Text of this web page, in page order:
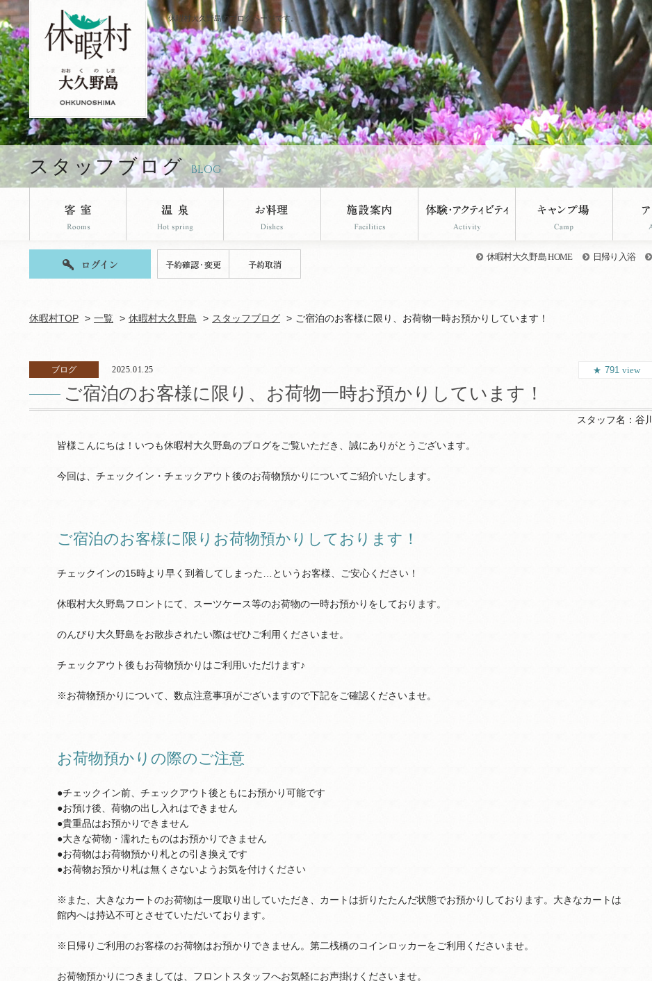
休暇村大久野島のブログページです。
スタッフブログ BLOG
休暇村大久野島 HOME 日帰り入浴
休暇村TOP 一覧 休暇村大久野島 スタッフブログ ご宿泊のお客様に限り、お荷物一時お預かりしています！
ブログ 2025.01.25
ご宿泊のお客様に限り、お荷物一時お預かりしています！
791 view
スタッフ名： 谷川
皆様こんにちは！いつも休暇村大久野島のブログをご覧いただき、誠にありがとうございます。
今回は、チェックイン・チェックアウト後のお荷物預かりについてご紹介いたします。
ご宿泊のお客様に限りお荷物預かりしております！
チェックインの15時より早く到着してしまった…というお客様、ご安心ください！
休暇村大久野島フロントにて、スーツケース等のお荷物の一時お預かりをしております。
のんびり大久野島をお散歩されたい際はぜひご利用くださいませ。
チェックアウト後もお荷物預かりはご利用いただけます♪
※お荷物預かりについて、数点注意事項がございますので下記をご確認くださいませ。
お荷物預かりの際のご注意
●チェックイン前、チェックアウト後ともにお預かり可能です
●お預け後、荷物の出し入れはできません
●貴重品はお預かりできません
●大きな荷物・濡れたものはお預かりできません
●お荷物はお荷物預かり札との引き換えです
●お荷物お預かり札は無くさないようお気を付けください
※また、大きなカートのお荷物は一度取り出していただき、カートは折りたたんだ状態でお預かりしております。大きなカートは
館内へは持込不可とさせていただいております。
※日帰りご利用のお客様のお荷物はお預かりできません。第二桟橋のコインロッカーをご利用くださいませ。
お荷物預かりにつきましては、フロントスタッフへお気軽にお声掛けくださいませ。